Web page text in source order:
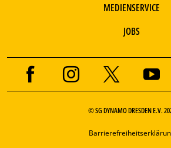
MEDIENSERVICE
JOBS
© SG DYNAMO DRESDEN E.V.